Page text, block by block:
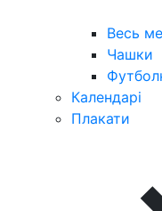
Весь
Чашки
Календарі
Плакати